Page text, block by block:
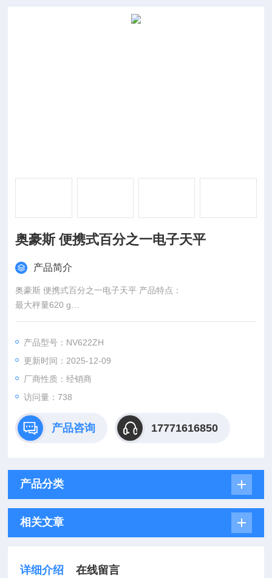
奥豪斯 便携式百分之一电子天平
产品简介
奥豪斯 便携式百分之一电子天平 产品特点：
最大秤量620 g
可读性0.01 g
背光液晶显示屏(LCD)
标配AC 适配器 或者选配4节电池
ABS塑料外壳，不锈钢秤盘，运输保护锁，可调防滑底座，水平
显示泡
产品型号：NV622ZH
更新时间：2025-12-09
厂商性质：经销商
访问量：738
产品咨询 17771616850
产品分类
相关文章
详细介绍 在线留言